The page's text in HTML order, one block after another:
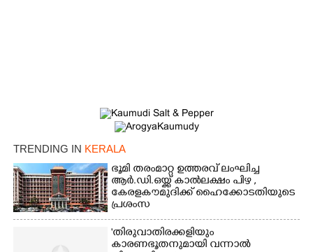
TRENDING IN KERALA
ഭൂമി തരംമാറ്റ ഉത്തരവ് ലംഘിച്ച
ആർ.ഡി.ഒയ്ക്ക് കാൽലക്ഷം പിഴ ,​
കേരളകൗമുദിക്ക് ഹൈക്കോടതിയുടെ
പ്രശംസ
'തിരുവാതിരക്കളിയും
കാരണഭൂതനുമായി വന്നാൽ